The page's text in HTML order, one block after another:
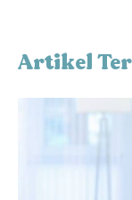
Artikel